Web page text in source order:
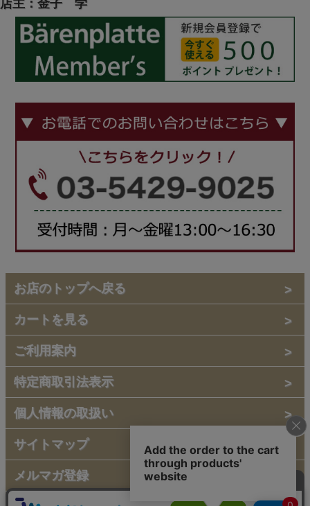
店主：金子 学
お店のトップへ戻る
カートを見る
ご利用案内
特定商取引法表示
個人情報の取扱い
サイトマップ
メルマガ登録